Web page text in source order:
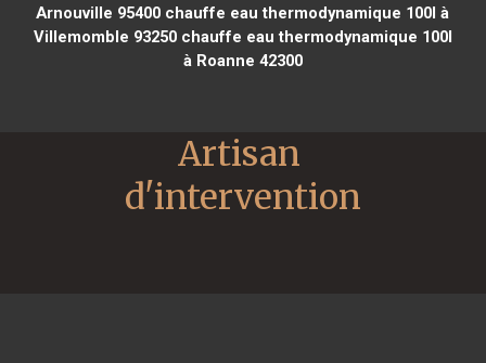
Arnouville 95400 chauffe eau thermodynamique 100l à
Villemomble 93250chauffe eau thermodynamique 100l
à Roanne 42300
Artisan
d'intervention